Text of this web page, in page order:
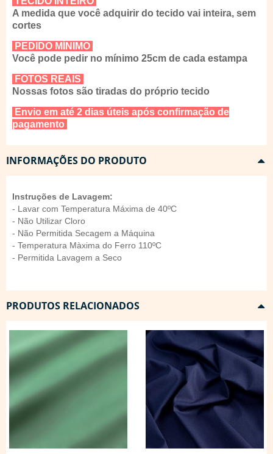
A medida que você adquirir do tecido vai inteira, sem
cortes
PEDIDO MÍNIMO
Você pode pedir no mínimo 25cm de cada estampa
FOTOS REAIS
Nossas fotos são tiradas do próprio tecido
Envio em até 2 dias úteis após confirmação de
pagamento
INFORMAÇÕES DO PRODUTO
Instruções de Lavagem:
- Lavar com Temperatura Máxima de 40ºC
- Não Utilizar Cloro
- Não Permitida Secagem a Máquina
- Temperatura Màxima do Ferro 110ºC
- Permitida Lavagem a Seco
PRODUTOS RELACIONADOS